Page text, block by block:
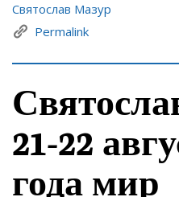
Святослав Мазур
Permalink
21-22
года мир